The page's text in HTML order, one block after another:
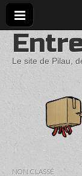
Le site de Pilau,
NON CLASSÉ